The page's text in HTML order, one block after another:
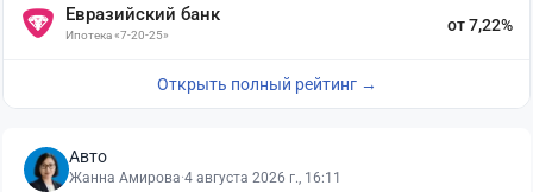
Евразийский банк
Ипотека «7-20-25»
от 7,22%
Открыть полный рейтинг →
Авто
Жанна Амирова·4 августа 2026 г., 16:11